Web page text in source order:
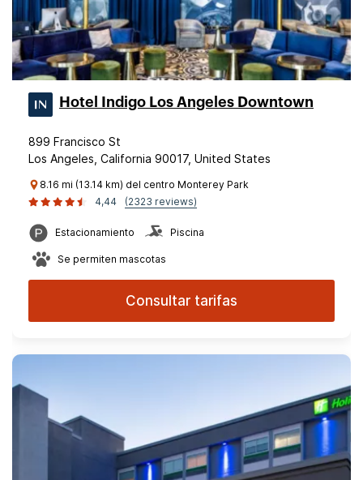
Hotel Indigo Los Angeles Downtown
899 Francisco St
Los Angeles, California 90017, United States
8.16 mi (13.14 km) del centro Monterey Park
4,44
(2323 reviews)
Estacionamiento Piscina
Se permiten mascotas
Consultar tarifas